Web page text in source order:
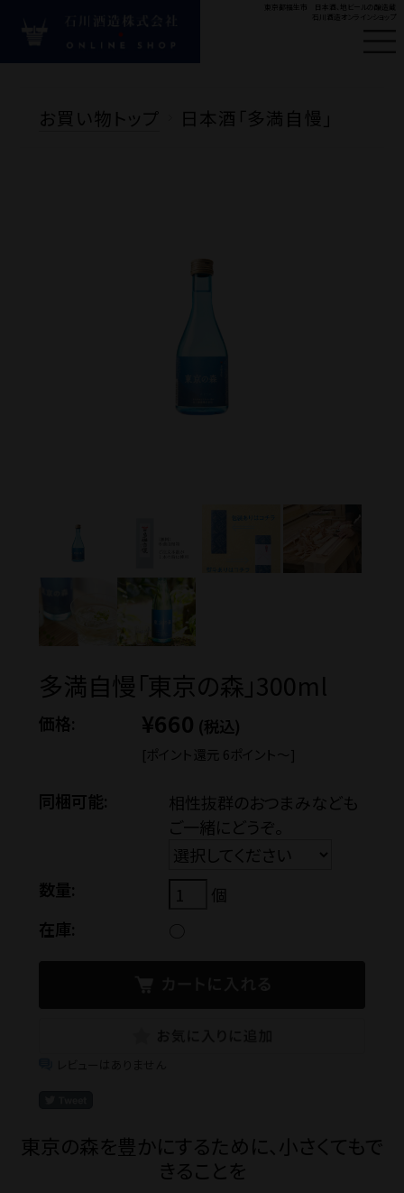
東京都福生市 日本酒、地ビールの醸造蔵
石川酒造オンラインショップ
お買い物トップ 日本酒「多満自慢」
多満自慢「東京の森」300ml
価格: ¥660 (税込)
[ポイント還元 6ポイント〜]
同梱可能:
相性抜群のおつまみなども
ご一緒にどうぞ。
数量:
個
在庫:
東京の森を豊かにするために、小さくてもで
きることを
お酒の種類から探す
ご利用ガイド
ギフトのご案内
eギフトについて
特定商取引法 プライバシーポ